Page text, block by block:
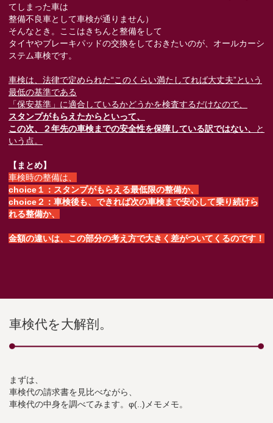
てしまった車は
整備不良車として車検が通りません）
そんなとき。ここはきちんと整備をして
タイヤやブレーキパッドの交換をしておきたいのが、オールカーシ
ステム車検です。
車検は、法律で定められた“このくらい満たしてれば大丈夫”という
最低の基準である
「保安基準」に適合しているかどうかを検査するだけなので、
スタンプがもらえたからといって、
この次、２年先の車検までの安全性を保障している訳ではない、
と
いう点。
【まとめ】
車検時の整備は、
choice１：スタンプがもらえる最低限の整備か、
choice２：車検後も、できれば次の車検まで安心して乗り続けら
れる整備か、
金額の違いは、この部分の考え方で大きく差がついてくるのです！
車検代を大解剖。
まずは、
車検代の請求書を見比べながら、
車検代の中身を調べてみます。φ(..)メモメモ。